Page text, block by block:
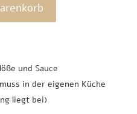
und Sauce
in der eigenen Küche
liegt bei)